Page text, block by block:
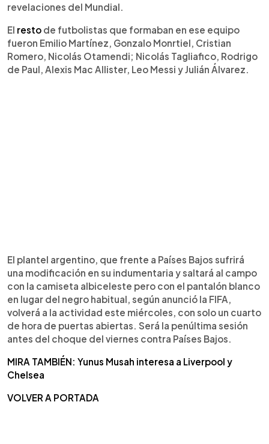
revelaciones del Mundial.
El resto de futbolistas que formaban en ese equipo
fueron Emilio Martínez, Gonzalo Monrtiel, Cristian
Romero, Nicolás Otamendi; Nicolás Tagliafico, Rodrigo
de Paul, Alexis Mac Allister, Leo Messi y Julián Álvarez.
El plantel argentino, que frente a Países Bajos sufrirá
una modificación en su indumentaria y saltará al campo
con la camiseta albiceleste pero con el pantalón blanco
en lugar del negro habitual, según anunció la FIFA,
volverá a la actividad este miércoles, con solo un cuarto
de hora de puertas abiertas. Será la penúltima sesión
antes del choque del viernes contra Países Bajos.
MIRA TAMBIÉN: Yunus Musah interesa a Liverpool y
Chelsea
VOLVER A PORTADA